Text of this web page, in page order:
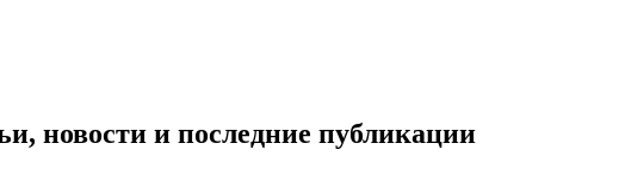
новости и последние публикации